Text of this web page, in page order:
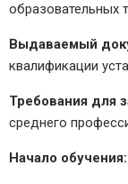
образовательных
Выдаваемый
квалификации
Требования для
среднего
Начало обучения: